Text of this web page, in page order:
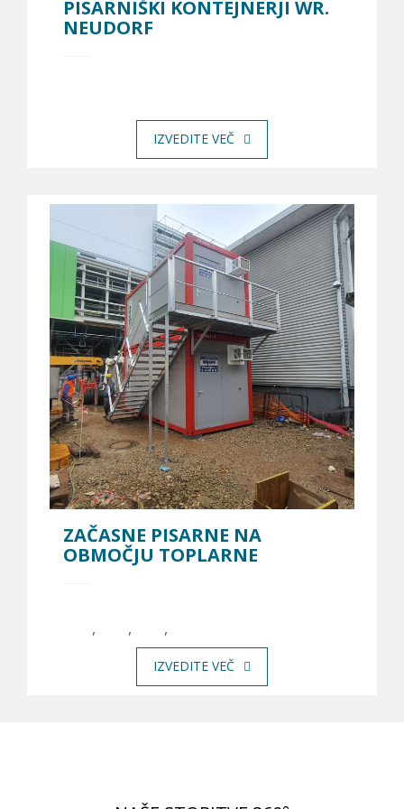
PISARNIŠKI KONTEJNERJI WR.
NEUDORF
IZVEDITE VEČ
ZAČASNE PISARNE NA
OBMOČJU TOPLARNE
, , ,
IZVEDITE VEČ